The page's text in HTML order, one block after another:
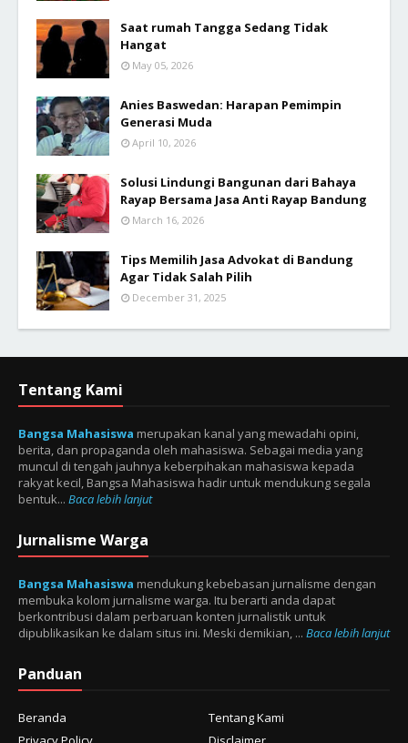
Saat rumah Tangga Sedang Tidak
Hangat
May 05, 2026
Anies Baswedan: Harapan Pemimpin
Generasi Muda
April 10, 2026
Solusi Lindungi Bangunan dari Bahaya
Rayap Bersama Jasa Anti Rayap Bandung
March 16, 2026
Tips Memilih Jasa Advokat di Bandung
Agar Tidak Salah Pilih
December 31, 2025
Tentang Kami
Bangsa Mahasiswa merupakan kanal yang mewadahi opini,
berita, dan propaganda oleh mahasiswa. Sebagai media yang
muncul di tengah jauhnya keberpihakan mahasiswa kepada
rakyat kecil, Bangsa Mahasiswa hadir untuk mendukung segala
bentuk... Baca lebih lanjut
Jurnalisme Warga
Bangsa Mahasiswa mendukung kebebasan jurnalisme dengan
membuka kolom jurnalisme warga. Itu berarti anda dapat
berkontribusi dalam perbaruan konten jurnalistik untuk
dipublikasikan ke dalam situs ini. Meski demikian, ... Baca lebih lanjut
Panduan
Beranda
Tentang Kami